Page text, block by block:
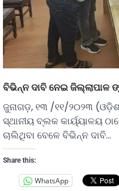
ବିଭିନ୍ନ ଦାବି ନେଇ ଜିଲ୍ଲାପାଳ
ଜୁନାଗଡ଼, ୧୩ /୧୧/୨୦୨୩
ସ୍ଥାନୀୟ ବ୍ଲକ କାର୍ୟ୍ୟାଳୟ
ଚାଲିଥିବା ବେଳେ ବିଭିନ୍ନ ଦାବି…
Share this:
WhatsApp